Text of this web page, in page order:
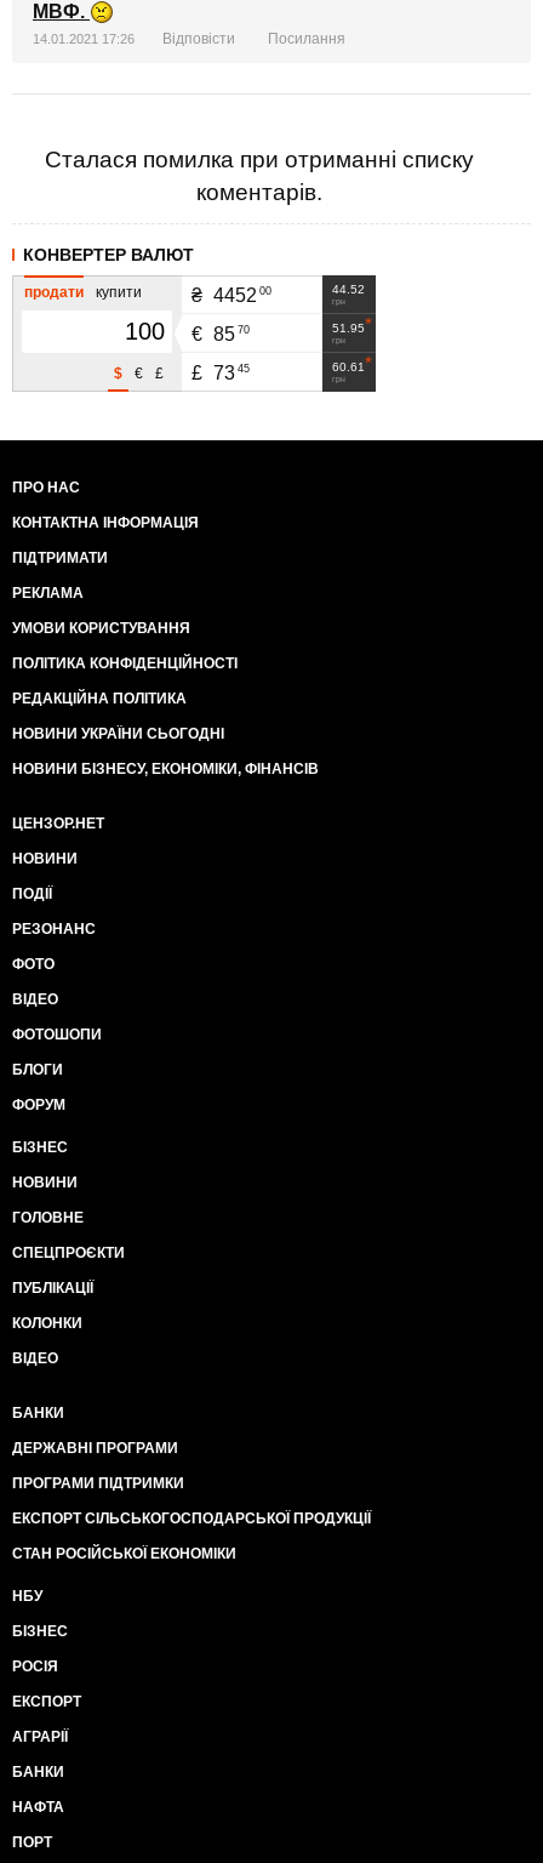
МВФ.
14.01.2021 17:26 Відповісти Посилання
Сталася помилка при отриманні списку
коментарів.
КОНВЕРТЕР ВАЛЮТ
продати купити
£
€
$
44.52
грн
₴ 4452 00
51.95
грн
€ 85 70
60.61
грн
£ 73 45
ПРО НАС
КОНТАКТНА ІНФОРМАЦІЯ
ПІДТРИМАТИ
РЕКЛАМА
УМОВИ КОРИСТУВАННЯ
ПОЛІТИКА КОНФІДЕНЦІЙНОСТІ
РЕДАКЦІЙНА ПОЛІТИКА
НОВИНИ УКРАЇНИ СЬОГОДНІ
НОВИНИ БІЗНЕСУ, ЕКОНОМІКИ, ФІНАНСІВ
ЦЕНЗОР.НЕТ
НОВИНИ
ПОДІЇ
РЕЗОНАНС
ФОТО
ВІДЕО
ФОТОШОПИ
БЛОГИ
ФОРУМ
БІЗНЕС
НОВИНИ
ГОЛОВНЕ
СПЕЦПРОЄКТИ
ПУБЛІКАЦІЇ
КОЛОНКИ
ВІДЕО
БАНКИ
ДЕРЖАВНІ ПРОГРАМИ
ПРОГРАМИ ПІДТРИМКИ
ЕКСПОРТ СІЛЬСЬКОГОСПОДАРСЬКОЇ ПРОДУКЦІЇ
СТАН РОСІЙСЬКОЇ ЕКОНОМІКИ
НБУ
БІЗНЕС
РОСІЯ
ЕКСПОРТ
АГРАРІЇ
БАНКИ
НАФТА
ПОРТ